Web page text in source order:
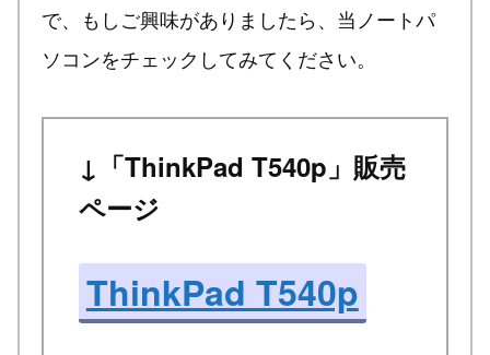
で、もしご興味がありましたら、当ノートパ
ソコンをチェックしてみてください。
↓「ThinkPad T540p」販売
ページ
ThinkPad T540p